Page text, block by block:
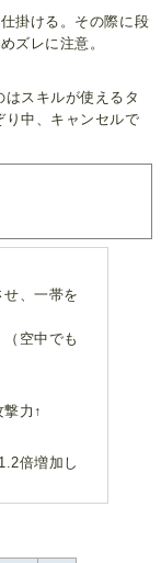
掛ける。その際に段
ズレに注意。
スキルが使えるタ
り中、キャンセルで
、一帯を
空中でも
力↑
倍増加し